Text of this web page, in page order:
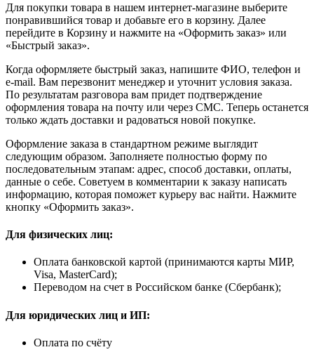
Для покупки товара в нашем интернет-магазине выберите
понравившийся товар и добавьте его в корзину. Далее
перейдите в Корзину и нажмите на «Оформить заказ» или
«Быстрый заказ».
Когда оформляете быстрый заказ, напишите ФИО, телефон и
e-mail. Вам перезвонит менеджер и уточнит условия заказа.
По результатам разговора вам придет подтверждение
оформления товара на почту или через СМС. Теперь останется
только ждать доставки и радоваться новой покупке.
Оформление заказа в стандартном режиме выглядит
следующим образом. Заполняете полностью форму по
последовательным этапам: адрес, способ доставки, оплаты,
данные о себе. Советуем в комментарии к заказу написать
информацию, которая поможет курьеру вас найти. Нажмите
кнопку «Оформить заказ».
Для физических лиц:
Оплата банковской картой (принимаются карты МИР,
Visa, MasterCard);
Переводом на счет в Российском банке (Сбербанк);
Для юридических лиц и ИП:
Оплата по счёту